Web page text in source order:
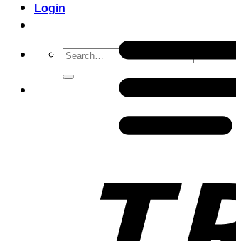
Login
Search
for: